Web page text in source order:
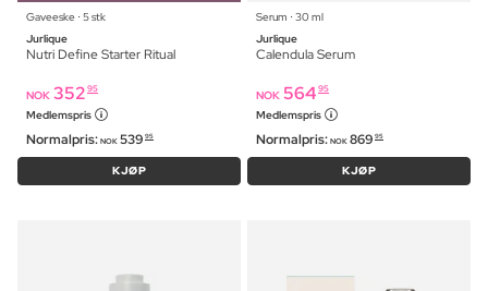
Gaveeske ⋅ 5 stk
Jurlique
Nutri Define Starter Ritual
NOK 352 95
Medlemspris
Normalpris: NOK 539 95
KJØP
Serum ⋅ 30 ml
Jurlique
Calendula Serum
NOK 564 95
Medlemspris
Normalpris: NOK 869 95
KJØP